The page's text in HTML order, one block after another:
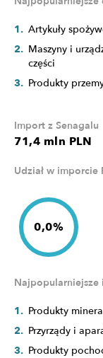
Artykuły
Maszyny i
części
Produkty
71,4 mln PLN
Import z Senagalu
Udział w imporcie
0,0%
Produkty
Przyrządy i
Produkty